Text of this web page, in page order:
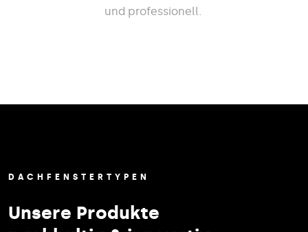
und professionell.
DACHFENSTERTYPEN
Unsere Produkte